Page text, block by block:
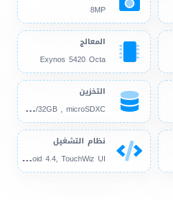
8MP
المعالج
Exynos 5420 Octa
التخزين
16G
B/32GB , microSDXC
نظام التشغيل
And
roid 4.4, TouchWiz UI